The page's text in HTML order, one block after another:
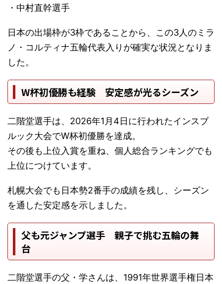
・中村直幹選手
日本の出場枠が3枠であることから、この3人のミラ
ノ・コルティナ五輪代表入りが確実な状況となりま
した。
W杯初優勝も経験 安定感が光るシーズン
二階堂選手は、2026年1月4日に行われたインスブ
ルック大会でW杯初優勝を達成。
その後も上位入賞を重ね、個人総合ランキングでも
上位につけています。
札幌大会でも日本勢2番手の成績を残し、シーズン
を通した安定感を示しました。
父も元ジャンプ選手 親子で挑む五輪の舞
台
二階堂選手の父・学さんは、1991年世界選手権日本